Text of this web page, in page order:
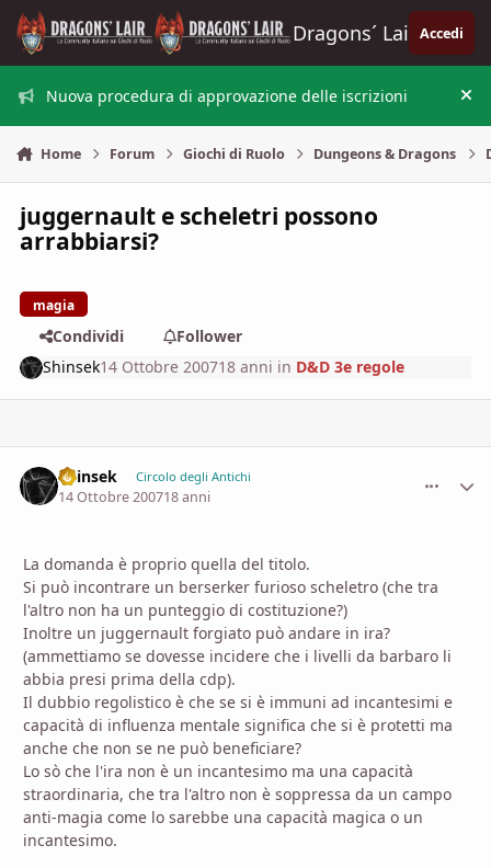
Vai al contenuto
Dragons´ Lair Accedi
Nuova procedura di approvazione delle iscrizioni
Home Forum Giochi di Ruolo Dungeons & Dragons
juggernault e scheletri possono
arrabbiarsi?
magia
Condividi
Follower
Shinsek14 Ottobre 200718 anni in D&D 3e regole
Shinsek Circolo degli Antichi
14 Ottobre 200718 anni
La domanda è proprio quella del titolo.
Si può incontrare un berserker furioso scheletro (che tra
l'altro non ha un punteggio di costituzione?)
Inoltre un juggernault forgiato può andare in ira?
(ammettiamo se dovesse incidere che i livelli da barbaro li
abbia presi prima della cdp).
Il dubbio regolistico è che se si è immuni ad incantesimi e
capacità di influenza mentale significa che si è protetti ma
anche che non se ne può beneficiare?
Lo sò che l'ira non è un incantesimo ma una capacità
straordinaria, che tra l'altro non è soppressa da un campo
anti-magia come lo sarebbe una capacità magica o un
incantesimo.